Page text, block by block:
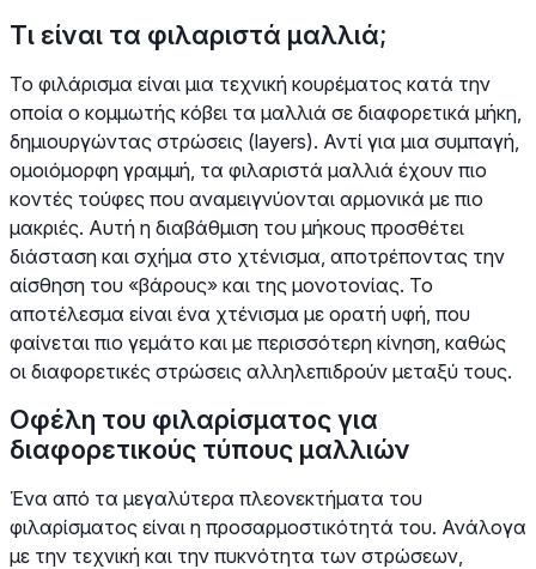
Τι είναι τα φιλαριστά μαλλιά;
Το φιλάρισμα είναι μια τεχνική κουρέματος κατά την
οποία ο κομμωτής κόβει τα μαλλιά σε διαφορετικά μήκη,
δημιουργώντας στρώσεις (layers). Αντί για μια συμπαγή,
ομοιόμορφη γραμμή, τα φιλαριστά μαλλιά έχουν πιο
κοντές τούφες που αναμειγνύονται αρμονικά με πιο
μακριές. Αυτή η διαβάθμιση του μήκους προσθέτει
διάσταση και σχήμα στο χτένισμα, αποτρέποντας την
αίσθηση του «βάρους» και της μονοτονίας. Το
αποτέλεσμα είναι ένα χτένισμα με ορατή υφή, που
φαίνεται πιο γεμάτο και με περισσότερη κίνηση, καθώς
οι διαφορετικές στρώσεις αλληλεπιδρούν μεταξύ τους.
Οφέλη του φιλαρίσματος για
διαφορετικούς τύπους μαλλιών
Ένα από τα μεγαλύτερα πλεονεκτήματα του
φιλαρίσματος είναι η προσαρμοστικότητά του. Ανάλογα
με την τεχνική και την πυκνότητα των στρώσεων,